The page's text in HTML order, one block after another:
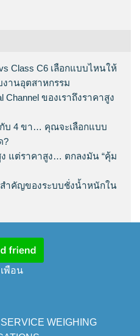
Class C6 เลือกแบบไหนให้
านอุตสาหกรรม
Channel ของเราถึงราคาสูง
บ 4 ขา… คุณจะเลือกแบบ
?
แต่ราคาสูง… ตกลงมัน “คุ้ม
สำคัญของระบบชั่งน้ำหนักใน
พือน
WEIGHING